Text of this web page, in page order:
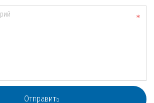
Отправить